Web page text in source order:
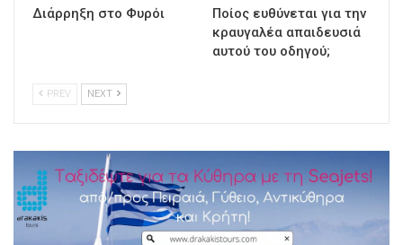
Διάρρηξη στο Φυρόι
Ποίος ευθύνεται για την
κραυγαλέα απαιδευσιά
αυτού του οδηγού;
PREV NEXT